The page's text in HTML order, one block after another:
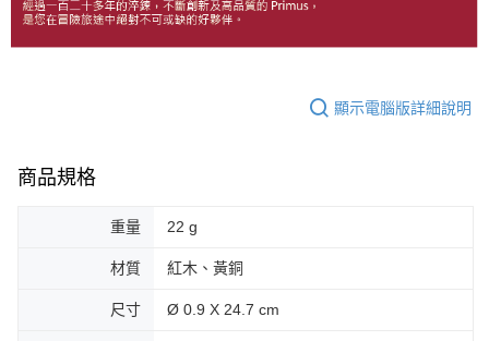
顯示電腦版詳細說明
商品規格
重量 22 g
材質 紅木、黃銅
尺寸 Ø 0.9 X 24.7 cm